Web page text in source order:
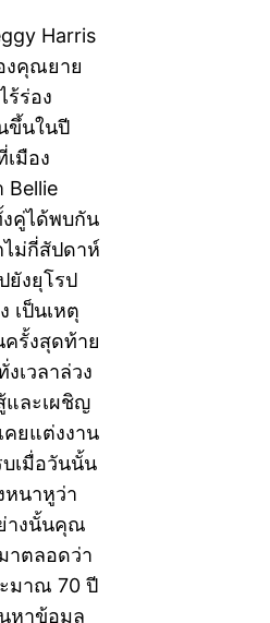
Harris
งคุณยาย
ร้ร่อง
ขึ้นในปี
มือง
Bellie
คู่ได้พบกัน
ม่กี่สัปดาห์
ยังยุโรป
เป็นเหตุ
รั้งสุดท้าย
เวลาล่วง
และเผชิญ
คยแต่งงาน
เมื่อวันนั้น
หนาหูว่า
างนั้นคุณ
าตลอดว่า
มาณ 70 ปี
หาข้อมูล